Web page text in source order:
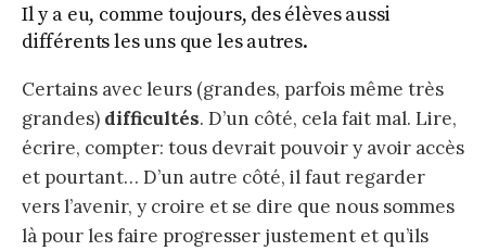
Il y a eu, comme toujours, des élèves aussi
différents les uns que les autres.
Certains avec leurs (grandes, parfois même très
grandes) difficultés. D’un côté, cela fait mal. Lire,
écrire, compter: tous devrait pouvoir y avoir accès
et pourtant… D’un autre côté, il faut regarder
vers l’avenir, y croire et se dire que nous sommes
là pour les faire progresser justement et qu’ils